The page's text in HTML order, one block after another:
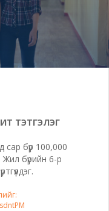
ТЭТГЭЛЭГ
сар бүр 100,000
Жил бүрийн 6-р